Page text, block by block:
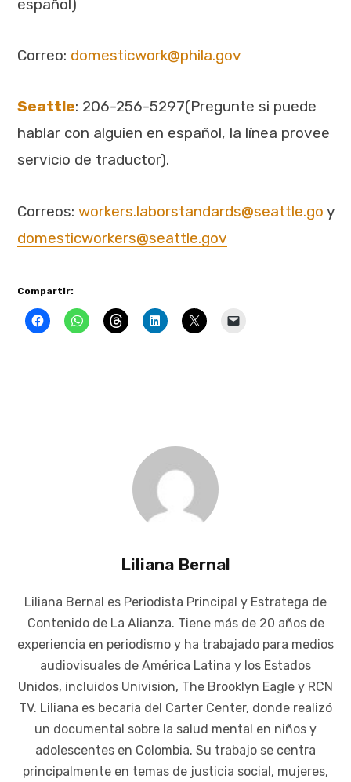
español)
Correo: domesticwork@phila.gov
Seattle: 206-256-5297(Pregunte si puede
hablar con alguien en español, la línea provee
servicio de traductor).
Correos: workers.laborstandards@seattle.go y
domesticworkers@seattle.gov
Compartir:
Liliana Bernal
Liliana Bernal es Periodista Principal y Estratega de
Contenido de La Alianza. Tiene más de 20 años de
experiencia en periodismo y ha trabajado para medios
audiovisuales de América Latina y los Estados
Unidos, incluidos Univision, The Brooklyn Eagle y RCN
TV. Liliana es becaria del Carter Center, donde realizó
un documental sobre la salud mental en niños y
adolescentes en Colombia. Su trabajo se centra
principalmente en temas de justicia social, mujeres,